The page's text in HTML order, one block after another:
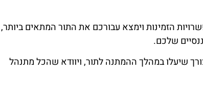
הזמינות וימצא עבורכם את התור המתאים ביותר,
שלכם.
שיעלו במהלך ההמתנה לתור, ויוודא שהכל מתנהל